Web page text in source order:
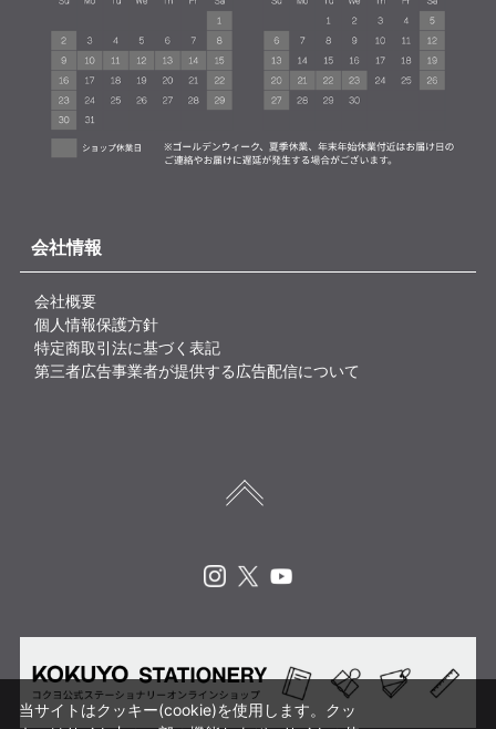
会社情報
会社概要
個人情報保護方針
特定商取引法に基づく表記
第三者広告事業者が提供する広告配信について
当サイトはクッキー(cookie)を使用します。クッ